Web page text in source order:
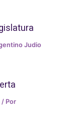
Judio
/ Por